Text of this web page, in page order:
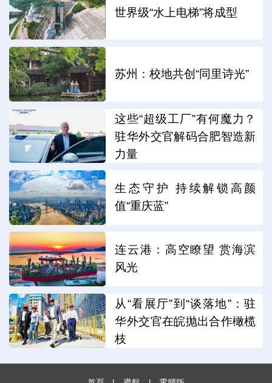
世界级“水上电梯”将成型
苏州：校地共创“同里诗光”
这些“超级工厂”有何魔力？
驻华外交官解码合肥智造新
力量
生态守护 持续解锁高颜
值“重庆蓝”
连云港：高空瞭望 赏海滨
风光
从“看展厅”到“谈落地”：驻
华外交官在皖抛出合作橄榄
枝